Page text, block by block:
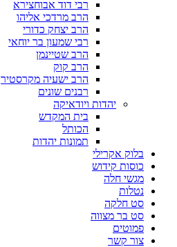
רבי דוד אבוחצירא
הרב מרדכי אליהו
הרב יצחק כדורי
רבי שמעון בר יוחאי
הרב שטיינמן
הרב קוק
הרב ישעיה מקרסטיר
רבנים שונים
יהדות ויודאיקה
בית המקדש
הכותל
תמונות יהדות
בלוק אקרילי
כוסות קידוש
מגשי חלה
נטלות
סט חלקה
סט בר מצווה
פמוטים
צור קשר